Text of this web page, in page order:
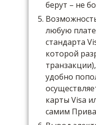
берут – не
любую
стандарта
которой
удобно
карты Visa
самим